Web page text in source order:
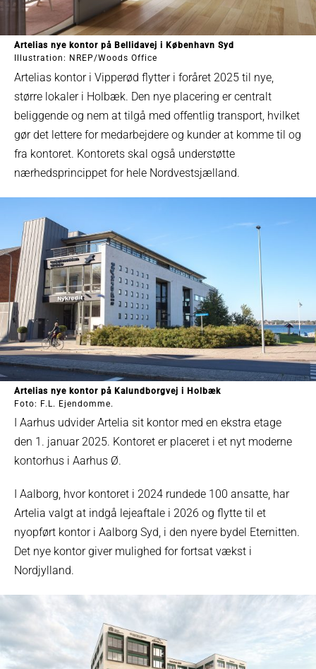
Artelias nye kontor på Bellidavej i København Syd
Illustration: NREP/Woods Office
Artelias kontor i Vipperød flytter i foråret 2025 til nye,
større lokaler i Holbæk. Den nye placering er centralt
beliggende og nem at tilgå med offentlig transport, hvilket
gør det lettere for medarbejdere og kunder at komme til og
fra kontoret. Kontorets skal også understøtte
nærhedsprincippet for hele Nordvestsjælland.
Artelias nye kontor på Kalundborgvej i Holbæk
Foto: F.L. Ejendomme.
I Aarhus udvider Artelia sit kontor med en ekstra etage
den 1. januar 2025. Kontoret er placeret i et nyt moderne
kontorhus i Aarhus Ø.
I Aalborg, hvor kontoret i 2024 rundede 100 ansatte, har
Artelia valgt at indgå lejeaftale i 2026 og flytte til et
nyopført kontor i Aalborg Syd, i den nyere bydel Eternitten.
Det nye kontor giver mulighed for fortsat vækst i
Nordjylland.